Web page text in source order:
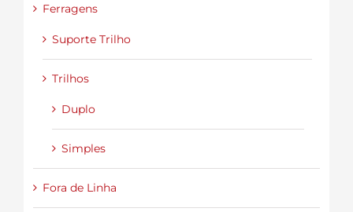
Ferragens
Suporte Trilho
Trilhos
Duplo
Simples
Fora de Linha